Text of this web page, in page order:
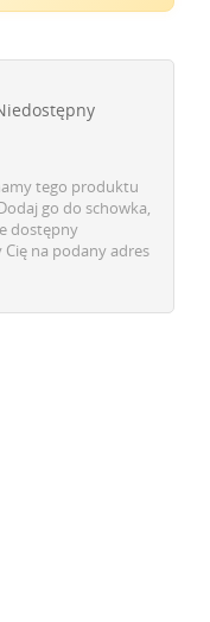
tego produktu
go do schowka,
dostępny
na podany adres